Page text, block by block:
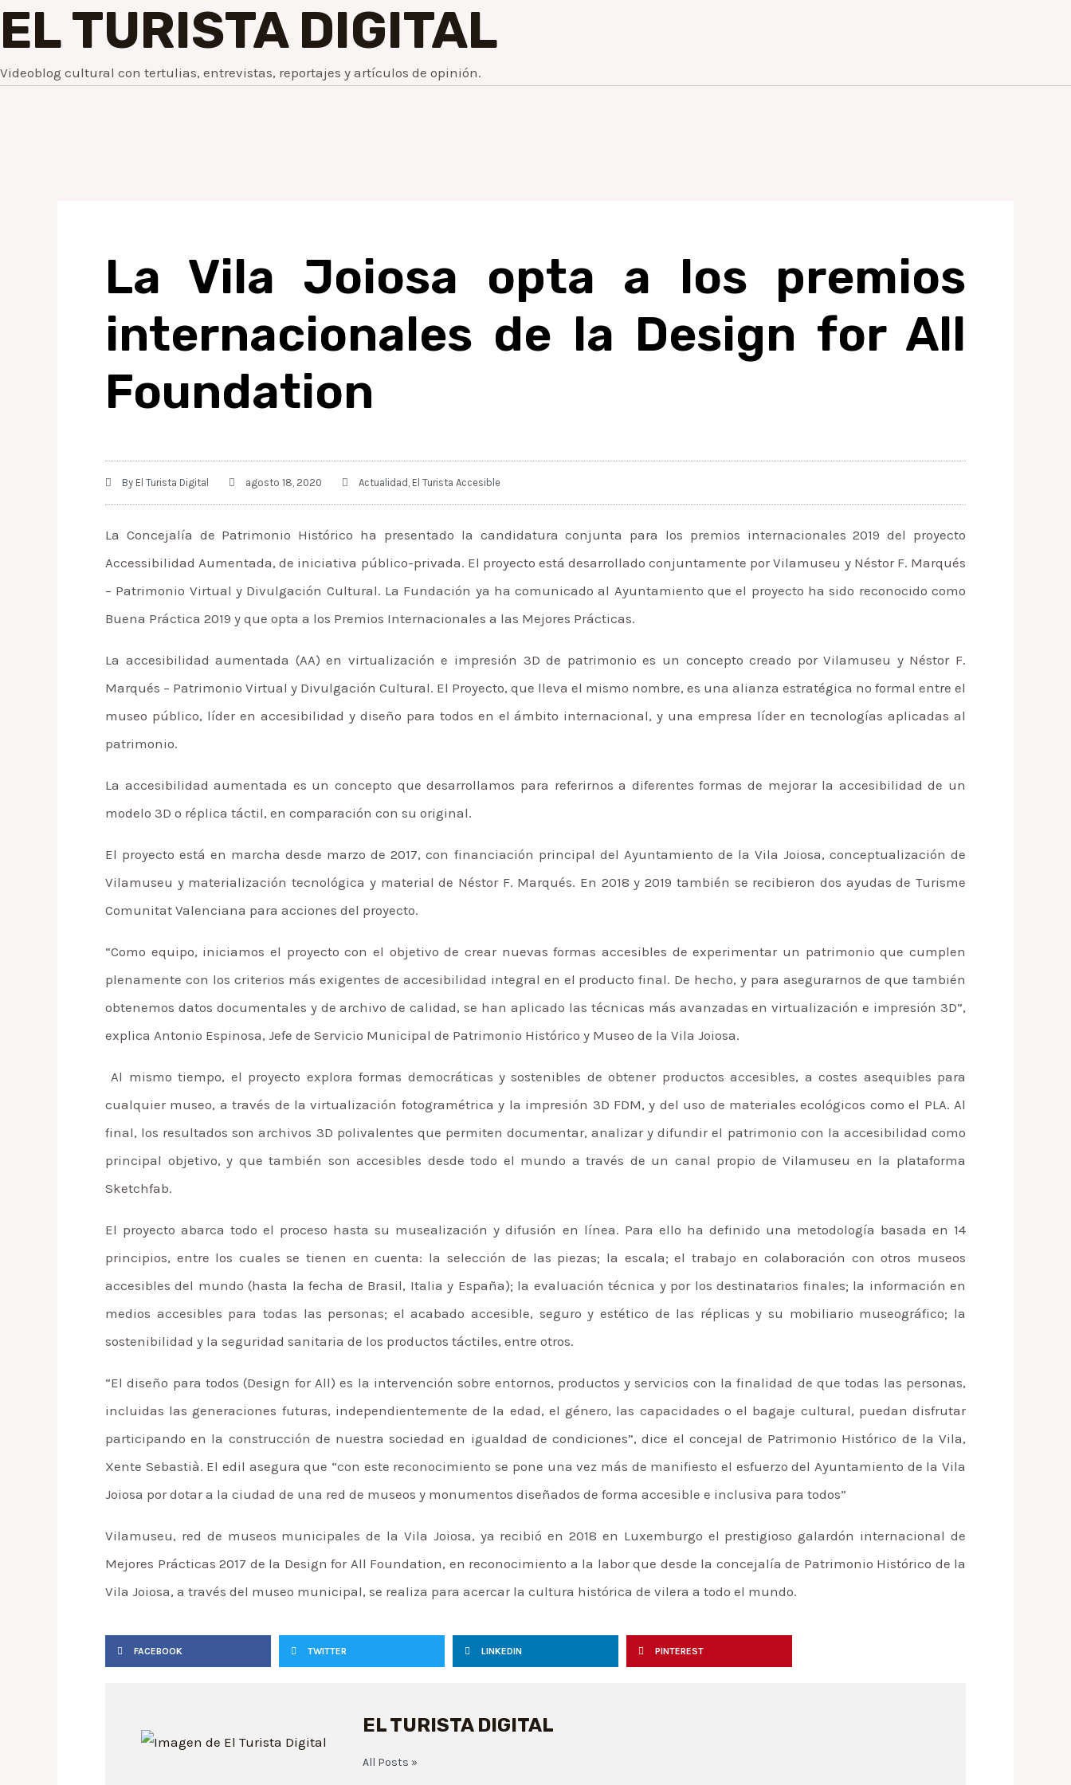
EL TURISTA DIGITAL
Videoblog cultural con tertulias, entrevistas, reportajes y artículos de opinión.
La Vila Joiosa opta a los premios
internacionales de la Design for All
Foundation
By El Turista Digital agosto 18, 2020 Actualidad El Turista Accesible
La Concejalía de Patrimonio Histórico ha presentado la candidatura conjunta para los premios internacionales 2019 del proyecto
Accessibilidad Aumentada, de iniciativa público-privada. El proyecto está desarrollado conjuntamente por Vilamuseu y Néstor F. Marqués
– Patrimonio Virtual y Divulgación Cultural. La Fundación ya ha comunicado al Ayuntamiento que el proyecto ha sido reconocido como
Buena Práctica 2019 y que opta a los Premios Internacionales a las Mejores Prácticas.
La accesibilidad aumentada (AA) en virtualización e impresión 3D de patrimonio es un concepto creado por Vilamuseu y Néstor F.
Marqués – Patrimonio Virtual y Divulgación Cultural. El Proyecto, que lleva el mismo nombre, es una alianza estratégica no formal entre el
museo público, líder en accesibilidad y diseño para todos en el ámbito internacional, y una empresa líder en tecnologías aplicadas al
patrimonio.
La accesibilidad aumentada es un concepto que desarrollamos para referirnos a diferentes formas de mejorar la accesibilidad de un
modelo 3D o réplica táctil, en comparación con su original.
El proyecto está en marcha desde marzo de 2017, con financiación principal del Ayuntamiento de la Vila Joiosa, conceptualización de
Vilamuseu y materialización tecnológica y material de Néstor F. Marqués. En 2018 y 2019 también se recibieron dos ayudas de Turisme
Comunitat Valenciana para acciones del proyecto.
“Como equipo, iniciamos el proyecto con el objetivo de crear nuevas formas accesibles de experimentar un patrimonio que cumplen
plenamente con los criterios más exigentes de accesibilidad integral en el producto final. De hecho, y para asegurarnos de que también
obtenemos datos documentales y de archivo de calidad, se han aplicado las técnicas más avanzadas en virtualización e impresión 3D”,
explica Antonio Espinosa, Jefe de Servicio Municipal de Patrimonio Histórico y Museo de la Vila Joiosa.
Al mismo tiempo, el proyecto explora formas democráticas y sostenibles de obtener productos accesibles, a costes asequibles para
cualquier museo, a través de la virtualización fotogramétrica y la impresión 3D FDM, y del uso de materiales ecológicos como el PLA. Al
final, los resultados son archivos 3D polivalentes que permiten documentar, analizar y difundir el patrimonio con la accesibilidad como
principal objetivo, y que también son accesibles desde todo el mundo a través de un canal propio de Vilamuseu en la plataforma
Sketchfab.
El proyecto abarca todo el proceso hasta su musealización y difusión en línea. Para ello ha definido una metodología basada en 14
principios, entre los cuales se tienen en cuenta: la selección de las piezas; la escala; el trabajo en colaboración con otros museos
accesibles del mundo (hasta la fecha de Brasil, Italia y España); la evaluación técnica y por los destinatarios finales; la información en
medios accesibles para todas las personas; el acabado accesible, seguro y estético de las réplicas y su mobiliario museográfico; la
sostenibilidad y la seguridad sanitaria de los productos táctiles, entre otros.
“El diseño para todos (Design for All) es la intervención sobre entornos, productos y servicios con la finalidad de que todas las personas,
incluidas las generaciones futuras, independientemente de la edad, el género, las capacidades o el bagaje cultural, puedan disfrutar
participando en la construcción de nuestra sociedad en igualdad de condiciones”, dice el concejal de Patrimonio Histórico de la Vila,
Xente Sebastià. El edil asegura que “con este reconocimiento se pone una vez más de manifiesto el esfuerzo del Ayuntamiento de la Vila
Joiosa por dotar a la ciudad de una red de museos y monumentos diseñados de forma accesible e inclusiva para todos”
Vilamuseu, red de museos municipales de la Vila Joiosa, ya recibió en 2018 en Luxemburgo el prestigioso galardón internacional de
Mejores Prácticas 2017 de la Design for All Foundation, en reconocimiento a la labor que desde la concejalía de Patrimonio Histórico de la
Vila Joiosa, a través del museo municipal, se realiza para acercar la cultura histórica de vilera a todo el mundo.
FACEBOOK TWITTER LINKEDIN PINTEREST
EL TURISTA DIGITAL
All Posts »